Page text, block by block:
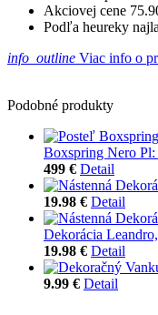
Akciovej cene
Podľa heureky
info_outline Viac info o
Podobné produkty
Boxspring Nero
499 € Detail
19.98 € Detail
Dekorácia
19.98 € Detail
9.99 € Detail